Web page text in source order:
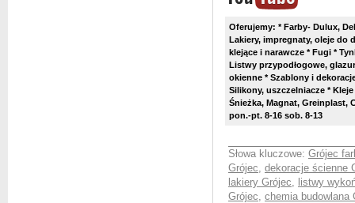
Oferujemy: * Farby- Dulux,
Lakiery, impregnaty, oleje do
klejące i narawcze * Fugi *
Listwy przypodłogowe,
okienne * Szablony i
Silikony, uszczelniacze *
Śnieżka, Magnat, Greinplast,
pon.-pt. 8-16 sob. 8-13
Słowa kluczowe: Grójec
Grójec, dekoracje ścienne
lakiery Grójec,
listwy
Grójec, chemia budowlana